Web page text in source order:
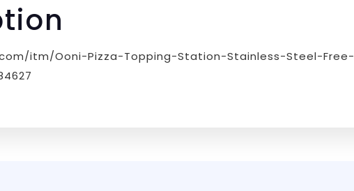
itm/Ooni-Pizza-Topping-Station-Stainless-Steel-Free-